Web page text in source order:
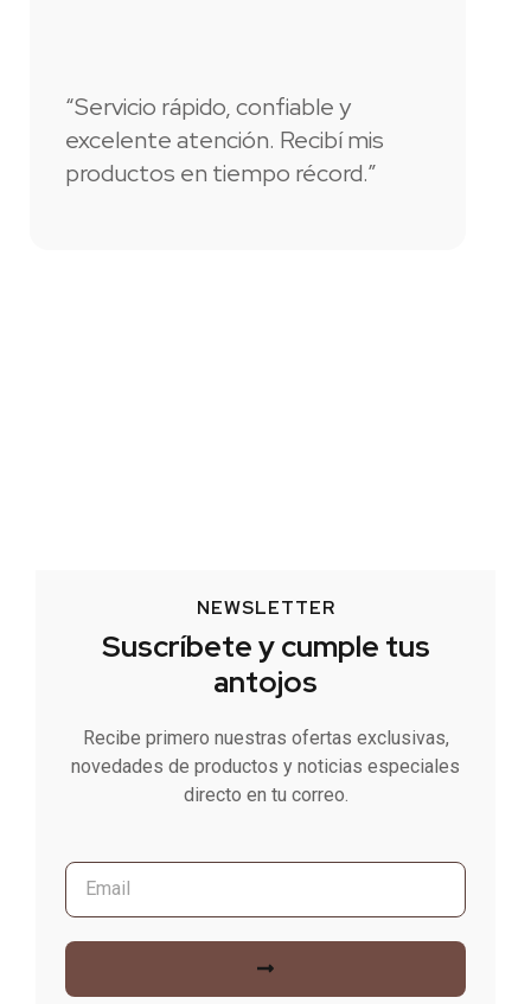
“Servicio rápido, confiable y
excelente atención. Recibí mis
productos en tiempo récord.”
NEWSLETTER
Suscríbete y cumple tus
antojos
Recibe primero nuestras ofertas exclusivas,
novedades de productos y noticias especiales
directo en tu correo.